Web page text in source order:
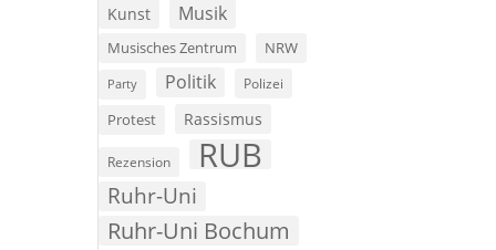
Kunst Musik
Musisches Zentrum NRW
Party Politik Polizei
Protest Rassismus
Rezension RUB
Ruhr-Uni
Ruhr-Uni Bochum